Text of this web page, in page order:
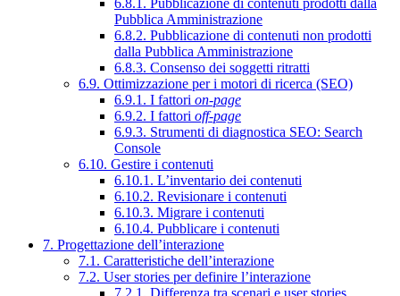
6.8.1. Pubblicazione di contenuti prodotti dalla
Pubblica Amministrazione
6.8.2. Pubblicazione di contenuti non prodotti
dalla Pubblica Amministrazione
6.8.3. Consenso dei soggetti ritratti
6.9. Ottimizzazione per i motori di ricerca (SEO)
6.9.1. I fattori on-page
6.9.2. I fattori off-page
6.9.3. Strumenti di diagnostica SEO: Search
Console
6.10. Gestire i contenuti
6.10.1. L’inventario dei contenuti
6.10.2. Revisionare i contenuti
6.10.3. Migrare i contenuti
6.10.4. Pubblicare i contenuti
7. Progettazione dell’interazione
7.1. Caratteristiche dell’interazione
7.2. User stories per definire l’interazione
7.2.1. Differenza tra scenari e user stories